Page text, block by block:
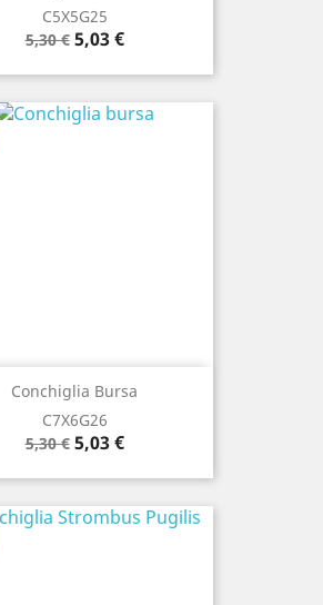
C5X5G25
Prezzo
5,30 € Prezzo
5,03 €
Conchiglia Bursa
C7X6G26
Prezzo
5,30 € Prezzo
5,03 €